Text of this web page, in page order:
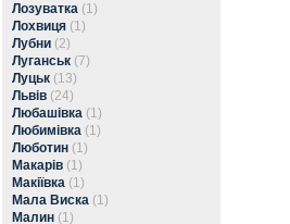
Лозуватка (1)
Лохвиця (1)
Лубни (2)
Луганськ (7)
Луцьк (13)
Львів (24)
Любашівка (1)
Любимівка (1)
Люботин (1)
Макарів (1)
Макіївка (1)
Мала Виска (1)
Малин (1)